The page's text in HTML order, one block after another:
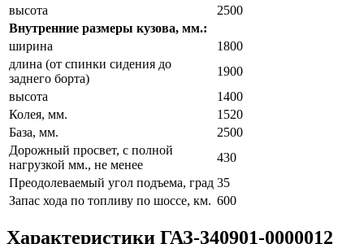
высота
2500
Внутренние размеры кузова, мм.:
ширина
1800
длина (от спинки сидения до
заднего борта)
1900
высота
1400
Колея, мм.
1520
База, мм.
2500
Дорожный просвет, с полной
нагрузкой мм., не менее
430
Преодолеваемый угол подъема, град 35
Запас хода по топливу по шоссе, км. 600
Характеристики ГАЗ-340901-0000012